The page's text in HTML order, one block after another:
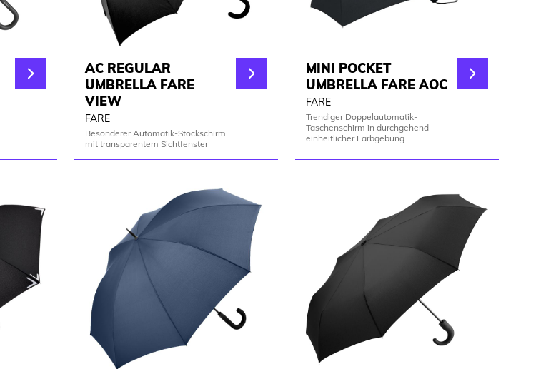
AC REGULAR
UMBRELLA FARE
VIEW
FARE
Besonderer Automatik-Stockschirm
mit transparentem Sichtfenster
MINI POCKET
UMBRELLA FARE AOC
FARE
Trendiger Doppelautomatik-
Taschenschirm in durchgehend
einheitlicher Farbgebung